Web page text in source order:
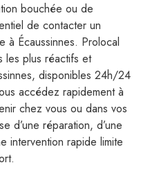
bouchée ou de
de contacter un
à Écaussinnes. Prolocal
les plus réactifs et
disponibles 24h/24
accédez rapidement à
chez vous ou dans vos
d’une réparation, d’une
intervention rapide limite